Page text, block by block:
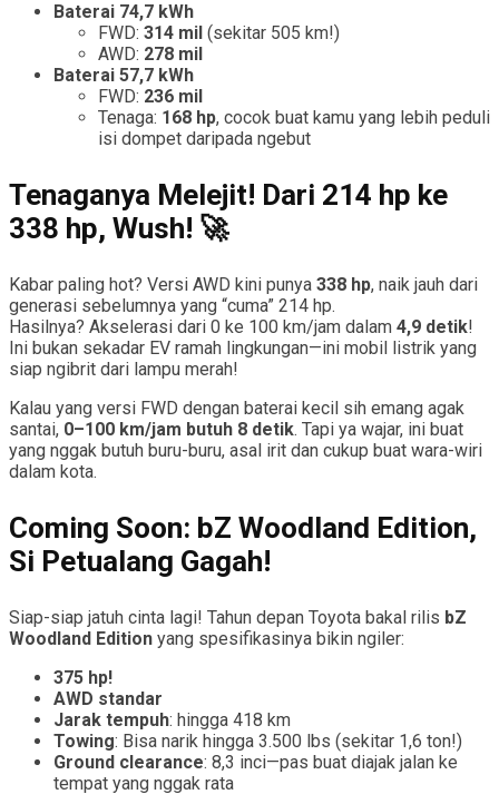
Baterai 74,7 kWh
FWD: 314 mil (sekitar 505 km!)
AWD: 278 mil
Baterai 57,7 kWh
FWD: 236 mil
Tenaga: 168 hp, cocok buat kamu yang lebih peduli
isi dompet daripada ngebut
Tenaganya Melejit! Dari 214 hp ke
338 hp, Wush! 🚀
Kabar paling hot? Versi AWD kini punya 338 hp, naik jauh dari
generasi sebelumnya yang “cuma” 214 hp.
Hasilnya? Akselerasi dari 0 ke 100 km/jam dalam 4,9 detik!
Ini bukan sekadar EV ramah lingkungan—ini mobil listrik yang
siap ngibrit dari lampu merah!
Kalau yang versi FWD dengan baterai kecil sih emang agak
santai, 0–100 km/jam butuh 8 detik. Tapi ya wajar, ini buat
yang nggak butuh buru-buru, asal irit dan cukup buat wara-wiri
dalam kota.
Coming Soon: bZ Woodland Edition,
Si Petualang Gagah!
Siap-siap jatuh cinta lagi! Tahun depan Toyota bakal rilis bZ
Woodland Edition yang spesifikasinya bikin ngiler:
375 hp!
AWD standar
Jarak tempuh: hingga 418 km
Towing: Bisa narik hingga 3.500 lbs (sekitar 1,6 ton!)
Ground clearance: 8,3 inci—pas buat diajak jalan ke
tempat yang nggak rata